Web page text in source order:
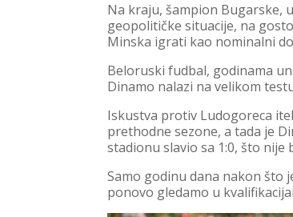
Na kraju, šampion Bugarske,
geopolitičke situacije, na
Minska igrati kao nominalni
Beloruski fudbal, godinama
Dinamo nalazi na velikom
Iskustva protiv Ludogoreca
prethodne sezone, a tada je
stadionu slavio sa 1:0, što nije
Samo godinu dana nakon što
ponovo gledamo u